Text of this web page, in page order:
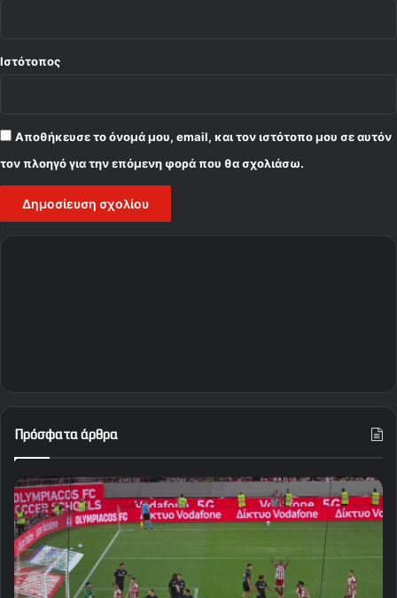
Ιστότοπος
Αποθήκευσε το όνομά μου, email, και τον ιστότοπο μου σε αυτόν
τον πλοηγό για την επόμενη φορά που θα σχολιάσω.
Πρόσφατα άρθρα